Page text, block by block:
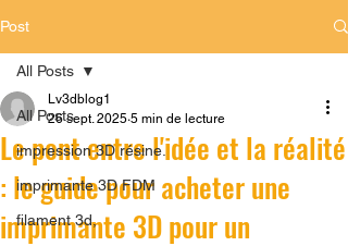
Post
All Posts
impression 3D résine.
imprimante 3D FDM
filament 3d,
All Posts
Le pont entre l'idée et la réalité
: le guide pour acheter une
imprimante 3D pour un
Lv3dblog1
26 sept. 2025 5 min de lecture